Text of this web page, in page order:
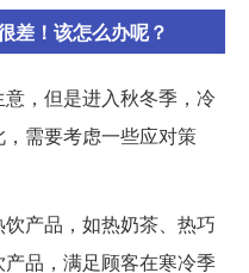
差！该怎么办呢？
，但是进入秋冬季，冷
需要考虑一些应对策
产品，如热奶茶、热巧
品，满足顾客在寒冷季